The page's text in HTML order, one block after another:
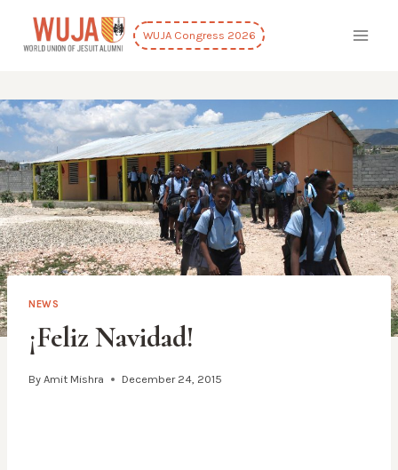
content
WUJA Congress 2026
NEWS
¡Feliz Navidad!
By Amit Mishra December 24, 2015